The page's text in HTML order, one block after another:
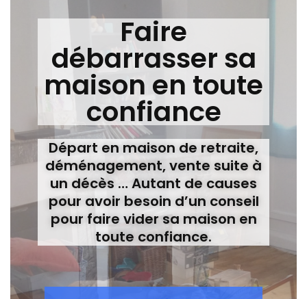
Faire
débarrasser sa
maison en toute
confiance
Départ en maison de retraite,
déménagement, vente suite à
un décès … Autant de causes
pour avoir besoin d’un conseil
pour faire vider sa maison en
toute confiance.